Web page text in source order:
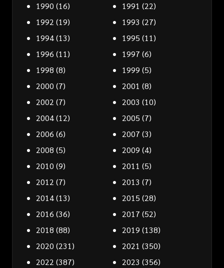
1990 (16) 1991 (22)
1992 (19) 1993 (27)
1994(13) 1995 (11)
1996 (11) 1997 (6)
1998 (8) 1999 (5)
2000 (7) 2001 (8)
2002 (7) 2003 (10)
2004(12) 2005 (7)
2006 (6) 2007 (3)
2008 (5) 2009 (4)
2010 (9) 2011 (5)
2012 (7) 2013 (7)
2014(13) 2015 (28)
2016 (36) 2017 (52)
2018 (88) 2019 (138)
2020 (231) 2021 (350)
2022 (387) 2023 (356)